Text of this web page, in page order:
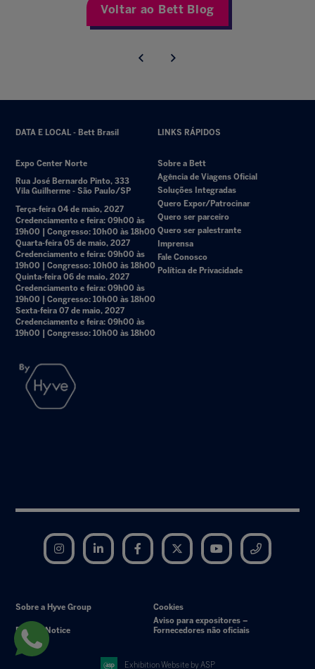
Voltar ao Bett Blog
DATA E LOCAL - Bett Brasil
Expo Center Norte
Rua José Bernardo Pinto, 333
Vila Guilherme - São Paulo/SP
Terça-feira 04 de maio, 2027
Credenciamento e feira: 09h00 às
19h00 | Congresso: 10h00 às 18h00
Quarta-feira 05 de maio, 2027
Credenciamento e feira: 09h00 às
19h00 | Congresso: 10h00 às 18h00
Quinta-feira 06 de maio, 2027
Credenciamento e feira: 09h00 às
19h00 | Congresso: 10h00 às 18h00
Sexta-feira 07 de maio, 2027
Credenciamento e feira: 09h00 às
19h00 | Congresso: 10h00 às 18h00
LINKS RÁPIDOS
Sobre a Bett
Agência de Viagens Oficial
Soluções Integradas
Quero Expor/Patrocinar
Quero ser parceiro
Quero ser palestrante
Imprensa
Fale Conosco
Política de Privacidade
Instagram LinkedIn Facebook Twitter YouTube
Sobre a Hyve Group Cookies
Privacy Notice
Aviso para expositores –
Fornecedores não oficiais
Exhibition Website by ASP